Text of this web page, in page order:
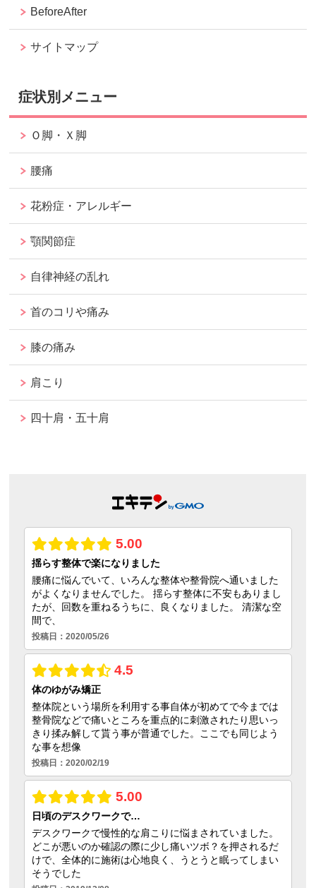
BeforeAfter
サイトマップ
症状別メニュー
Ｏ脚・Ｘ脚
腰痛
花粉症・アレルギー
顎関節症
自律神経の乱れ
首のコリや痛み
膝の痛み
肩こり
四十肩・五十肩